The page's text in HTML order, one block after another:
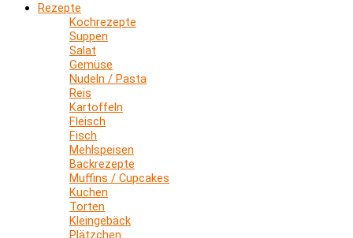
Rezepte
Kochrezepte
Suppen
Salat
Gemüse
Nudeln / Pasta
Reis
Kartoffeln
Fleisch
Fisch
Mehlspeisen
Backrezepte
Muffins / Cupcakes
Kuchen
Torten
Kleingebäck
Plätzchen